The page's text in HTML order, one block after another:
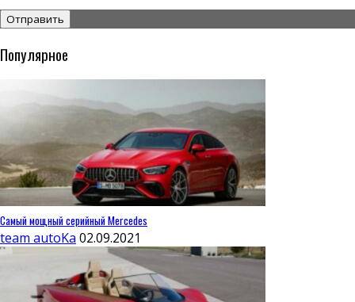
Популярное
Самый мощный серийный Mercedes
team autoKa 02.09.2021